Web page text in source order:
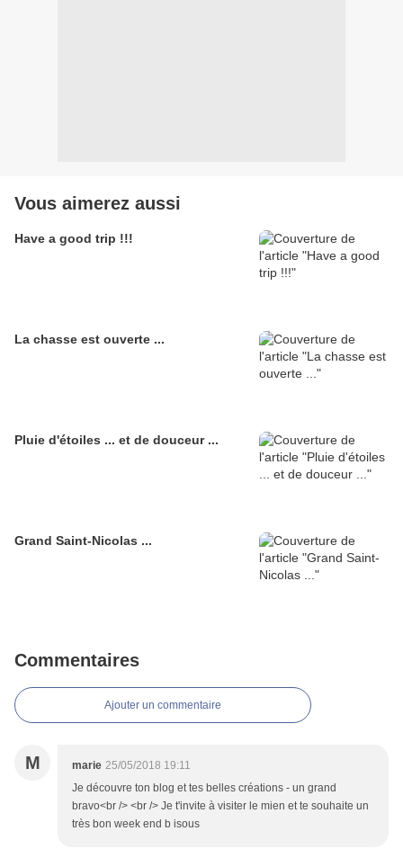
Vous aimerez aussi
Have a good trip !!!
La chasse est ouverte ...
Pluie d'étoiles ... et de douceur ...
Grand Saint-Nicolas ...
Commentaires
Ajouter un commentaire
M marie 25/05/2018 19:11
Je découvre ton blog et tes belles créations - un grand
bravo<br /> <br /> Je t'invite à visiter le mien et te souhaite un
très bon week end b isous